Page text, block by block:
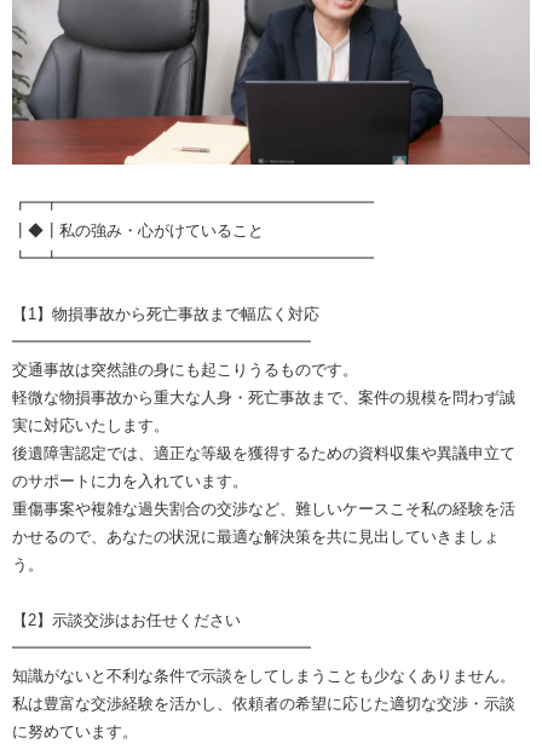
┏━┳━━━━━━━━━━━━━━━━━━━━
┃◆┃私の強み・心がけていること
┗━┻━━━━━━━━━━━━━━━━━━━━
【1】物損事故から死亡事故まで幅広く対応
━━━━━━━━━━━━━━━━━━━
交通事故は突然誰の身にも起こりうるものです。
軽微な物損事故から重大な人身・死亡事故まで、案件の規模を問わず誠
実に対応いたします。
後遺障害認定では、適正な等級を獲得するための資料収集や異議申立て
のサポートに力を入れています。
重傷事案や複雑な過失割合の交渉など、難しいケースこそ私の経験を活
かせるので、あなたの状況に最適な解決策を共に見出していきましょ
う。
【2】示談交渉はお任せください
━━━━━━━━━━━━━━━━━━━
知識がないと不利な条件で示談をしてしまうことも少なくありません。
私は豊富な交渉経験を活かし、依頼者の希望に応じた適切な交渉・示談
に努めています。